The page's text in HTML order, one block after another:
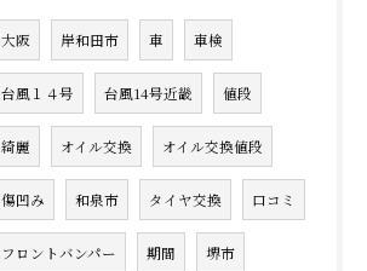
大阪 岸和田市 車 車検
台風１４号 台風14号近畿 値段
綺麗 オイル交換 オイル交換値段
傷凹み 和泉市 タイヤ交換 口コミ
フロントバンパー 期間 堺市